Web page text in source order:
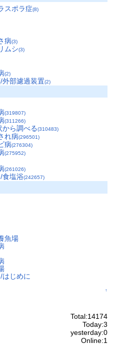
スポラ症(8)
病(3)
ムシ(3)
(2)
外部濾過装置(2)
(319807)
(311266)
ら調べる(310483)
れ病(296501)
病(276304)
(275952)
(261026)
食塩浴(242657)
魚場
はじめに
↑
Total:14174
Today:3
yesterday:0
Online:1